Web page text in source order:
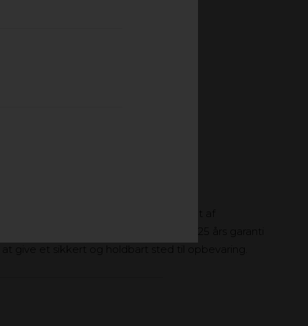
der holder længe. Boksen er lavet af
i otte unikke lag, der gives op til 25 års garanti
give et sikkert og holdbart sted til opbevaring.